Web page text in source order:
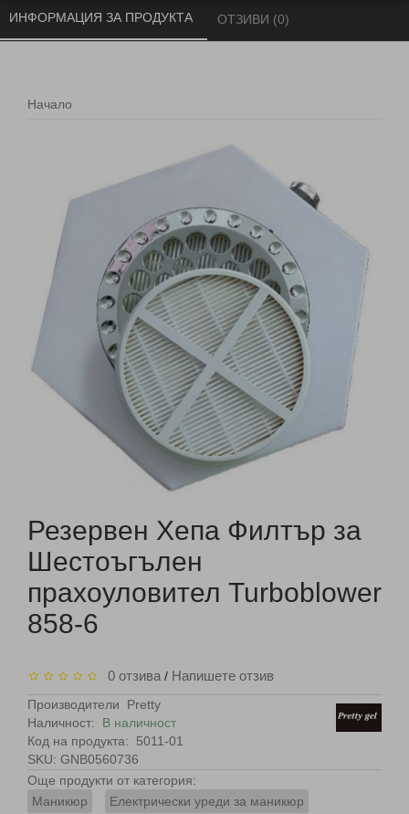
Начало
ИНФОРМАЦИЯ ЗА ПРОДУКТА ОТЗИВИ (0)
Резервен Хепа Филтър за
Шестоъгълен
прахоуловител Turboblower
858-6
0 отзива / Напишете отзив
Производители
Pretty
Наличност: В наличност
Код на продукта:
5011-01
SKU: GNB0560736
Още продукти от категория:
Маникюр
Електрически уреди за маникюр